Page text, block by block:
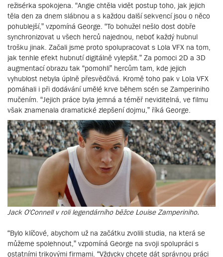
režisérka spokojena. “Angie chtěla vidět postup toho, jak jejich
těla den za dnem slábnou a s každou další sekvencí jsou o něco
pohublejší,” vzpomíná George. “To bohužel nešlo dost dobře
synchronizovat u všech herců najednou, neboť každý hubnul
trošku jinak. Začali jsme proto spolupracovat s Lola VFX na tom,
jak tenhle efekt hubnutí digitálně vylepšit.” Za pomoci 2D a 3D
augmentací obrazu tak “pomohli” hercům tam, kde jejich
vyhublost nebyla úplně přesvědčivá. Kromě toho pak v Lola VFX
pomáhali i při dodávání umělé krve během scén se Zamperiniho
mučením. “Jejich práce byla jemná a téměř neviditelná, ve filmu
však znamenala dramatické zlepšení dojmu,” říká George.
Jack O'Connell v roli legendárního běžce Louise Zamperiniho.
“Bylo klíčové, abychom už na začátku zvolili studia, na která se
můžeme spolehnout,” vzpomíná George na svoji spolupráci s
ostatními trikovými firmami. “Vždycky chcete dát správnou práci